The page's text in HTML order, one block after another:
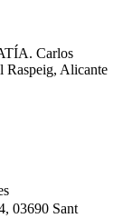
Carlos
Raspeig, Alicante
03690 Sant